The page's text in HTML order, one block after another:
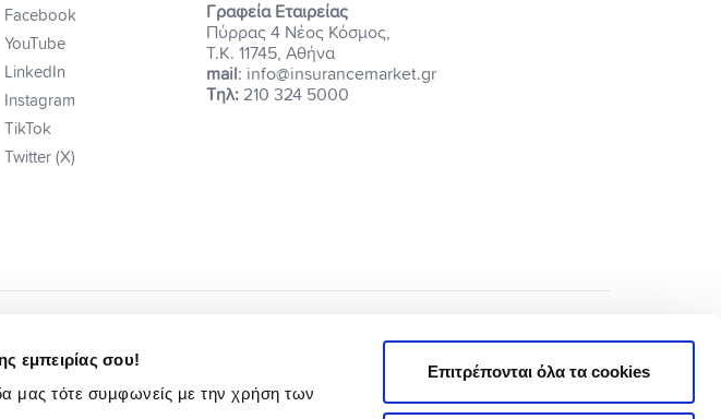
εμπειρίας σου!
μας τότε συμφωνείς με την χρήση των
Επιτρέπονται όλα τα cookies
Facebook
YouTube
LinkedIn
Instagram
TikTok
Twitter (X)
Γραφεία Εταιρείας
Πύρρας 4 Νέος Κόσμος,
Τ.Κ. 11745, Αθήνα
mail : info@insurancemarket.gr
Τηλ: 210 324 5000